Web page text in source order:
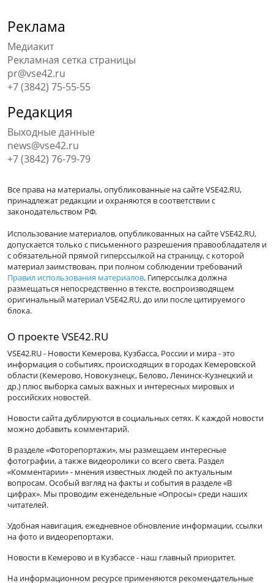
Реклама
Медиакит
Рекламная сетка страницы
pr@vse42.ru
+7 (3842) 75-55-55
Редакция
Выходные данные
news@vse42.ru
+7 (3842) 76-79-79
Все права на материалы, опубликованные на сайте VSE42.RU,
принадлежат редакции и охраняются в соответствии с
законодательством РФ.
Использование материалов, опубликованных на сайте VSE42.RU,
допускается только с письменного разрешения правообладателя и
с обязательной прямой гиперссылкой на страницу, с которой
материал заимствован, при полном соблюдении требований
Правил использования материалов. Гиперссылка должна
размещаться непосредственно в тексте, воспроизводящем
оригинальный материал VSE42.RU, до или после цитируемого
блока.
О проекте VSE42.RU
VSE42.RU - Новости Кемерова, Кузбасса, России и мира - это
информация о событиях, происходящих в городах Кемеровской
области (Кемерово, Новокузнецк, Белово, Ленинск-Кузнецкий и
др.) плюс выборка самых важных и интересных мировых и
российских новостей.
Новости сайта дублируются в социальных сетях. К каждой новости
можно добавить комментарий.
В разделе «Фоторепортажи», мы размещаем интересные
фотографии, а также видеоролики со всего света. Раздел
«Комментарии» - мнения известных людей по актуальным
вопросам. Особый взгляд на факты и события в разделе «В
цифрах». Мы проводим еженедельные «Опросы» среди наших
читателей.
Удобная навигация, ежедневное обновление информации, ссылки
на фото и видеорепортажи.
Новости в Кемерово и в Кузбассе - наш главный приоритет.
На информационном ресурсе применяются рекомендательные